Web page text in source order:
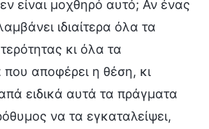
είναι μοχθηρό αυτό; Αν ένας
ιδιαίτερα όλα τα
κι όλα τα
αποφέρει η θέση, κι
ειδικά αυτά τα πράγματα
να τα εγκαταλείψει,